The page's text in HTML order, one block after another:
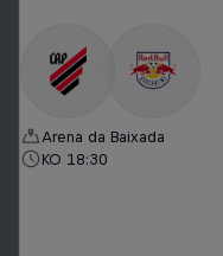
Arena da Baixada
KO 18:30